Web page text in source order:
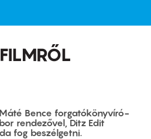
Bence forgatókönyvíró-
rendezővel, Ditz Edit
fog beszélgetni.